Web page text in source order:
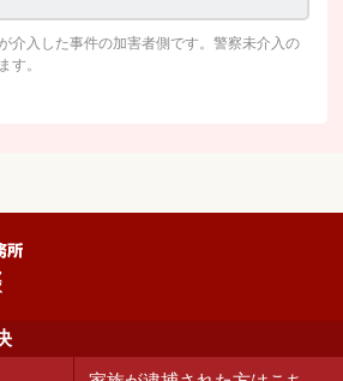
介入した事件の加害者側です。警察未介入の
す。